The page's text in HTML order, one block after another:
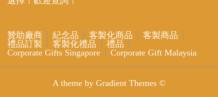
贊助廠商 紀念品 客製化商品
客製商品
禮品訂製
客製化禮品
禮品
Corporate Gifts Singapore
Corporate Gift Malaysia
A theme by Gradient Themes ©